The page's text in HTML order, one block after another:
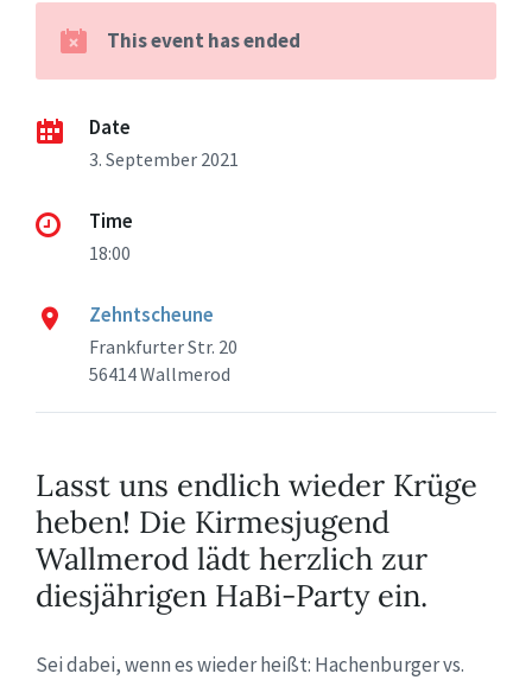
This event has ended
Date
3. September 2021
Time
18:00
Zehntscheune
Frankfurter Str. 20
56414 Wallmerod
Lasst uns endlich wieder Krüge
heben! Die Kirmesjugend
Wallmerod lädt herzlich zur
diesjährigen HaBi-Party ein.
Sei dabei, wenn es wieder heißt: Hachenburger vs.